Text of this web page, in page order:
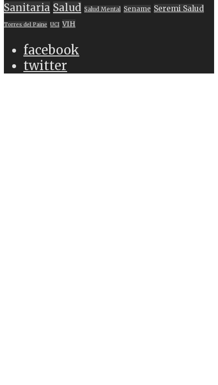
Sanitaria Salud Salud Mental Sename Seremi Salud
Torres del Paine UCI VIH
facebook
twitter